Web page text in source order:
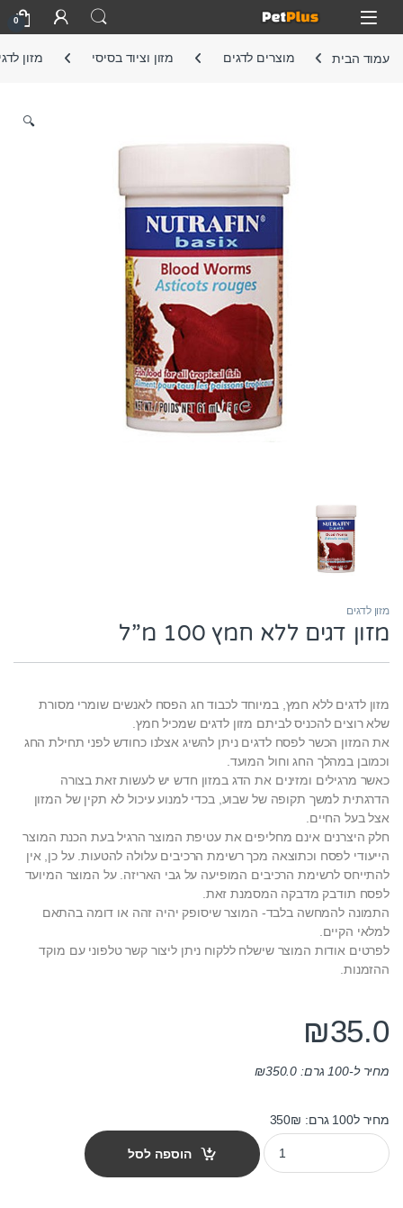
Skip to navigation
Skip to content
Open
0
עמוד הבית מוצרים לדגים מזון וציוד בסיסי מזון
🔍
מזון לדגים
מזון דגים ללא חמץ 100 מ”ל
מזון לדגים ללא חמץ, במיוחד לכבוד חג הפסח לאנשים שומרי מסורת
שלא רוצים להכניס לביתם מזון לדגים שמכיל חמץ.
את המזון הכשר לפסח לדגים ניתן להשיג אצלנו כחודש לפני תחילת החג
וכמובן במהלך החג וחול המועד.
כאשר מרגילים ומזינים את הדג במזון חדש יש לעשות זאת בצורה
הדרגתית למשך תקופה של שבוע, בכדי למנוע עיכול לא תקין של המזון
אצל בעל החיים.
חלק היצרנים אינם מחליפים את עטיפת המוצר הרגיל בעת הכנת המוצר
הייעודי לפסח וכתוצאה מכך רשימת הרכיבים עלולה להטעות. על כן, אין
להתייחס לרשימת הרכיבים המופיעה על גבי האריזה. על המוצר המיועד
לפסח תודבק מדבקה המסמנת זאת.
התמונה להמחשה בלבד- המוצר שיסופק יהיה זהה או דומה בהתאם
למלאי הקיים.
לפרטים אודות המוצר שישלח ללקוח ניתן ליצור קשר טלפוני עם מוקד
ההזמנות.
₪35.0
מחיר ל-100 גרם: ₪350.0
מחיר ל100 גרם: 350₪
מזון דגים ללא חמץ 100 מ"ל quantity
הוספה לסל